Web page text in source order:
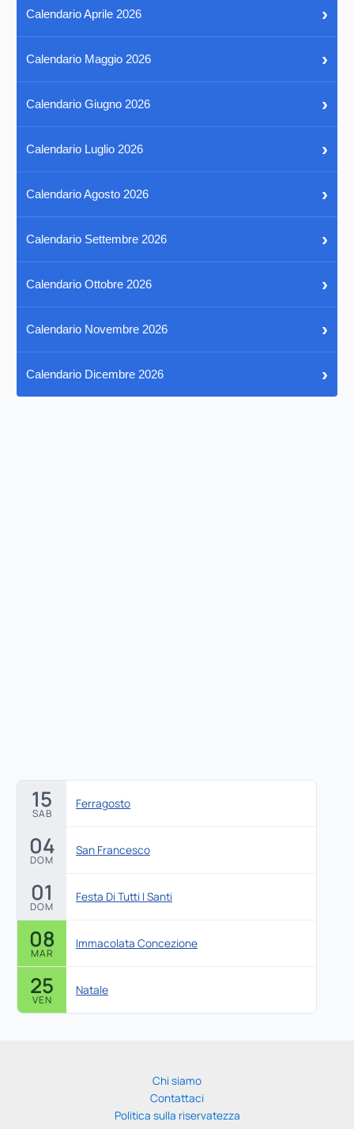
Calendario Aprile 2026 ›
Calendario Maggio 2026 ›
Calendario Giugno 2026 ›
Calendario Luglio 2026 ›
Calendario Agosto 2026 ›
Calendario Settembre 2026 ›
Calendario Ottobre 2026 ›
Calendario Novembre 2026 ›
Calendario Dicembre 2026 ›
15
SAB
Ferragosto
04
DOM
San Francesco
01
DOM
Festa Di Tutti I Santi
08
MAR
Immacolata Concezione
25
VEN
Natale
Chi siamo
Contattaci
Politica sulla riservatezza